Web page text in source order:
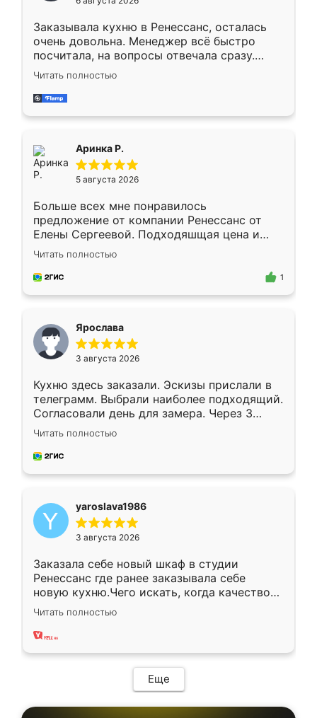
мебели буду заказывать только здесь.
Заказывала кухню в Ренессанс, осталась
очень довольна. Менеджер всё быстро
посчитала, на вопросы отвечала сразу.
Замерщик приехал в субботу, подошёл к
делу со всей ответственностью. Собрали
за день, ребята работали аккуратно, даже
Читать полностью
Аринка Р.
5 августа 2026
Больше всех мне понравилось
предложение от компании Ренессанс от
Елены Сергеевой. Подходяшщая цена и
короткие сроки изготовления. Приехавший
для замера сотрудник Владислав
предложил по моему эскизу самый
Читать полностью
1
Ярослава
3 августа 2026
Кухню здесь заказали. Эскизы прислали в
телеграмм. Выбрали наиболее подходящий.
Согласовали день для замера. Через 3
недели кухня была уже готова. Остались
довольны работой. Спасибо Ренессанс
мебель за качественную работу!
Читать полностью
yaroslava1986
3 августа 2026
Заказала себе новый шкаф в студии
Ренессанс где ранее заказывала себе
новую кухню.Чего искать, когда качеством
вполне довольна. Служит кухня уже почти
два года, нареканий нет.
Читать полностью
Еще